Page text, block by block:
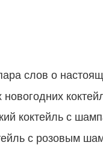
слов о
коктейль с
с розовым